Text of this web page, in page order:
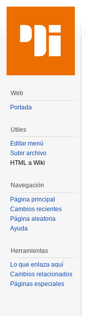
Web
Portada
Útiles
Editar menú
Subir archivo
HTML a Wiki
Navegación
Página principal
Cambios recientes
Página aleatoria
Ayuda
Herramientas
Lo que enlaza aquí
Cambios relacionados
Páginas especiales